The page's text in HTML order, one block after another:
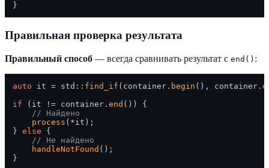
Правильная проверка результата
Правильный способ — всегда сравнивать результат с end() :
auto it = std:: find_if (container. begin (), container.
if (it != container. end ()) {
// Найдено
process (*it);
} else {
// Не найдено
handleNotFound ();